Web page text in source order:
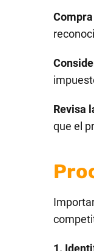
Revisa
que el
1.